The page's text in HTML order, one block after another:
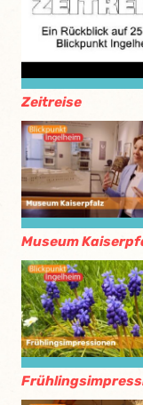
Zeitreise
Museum